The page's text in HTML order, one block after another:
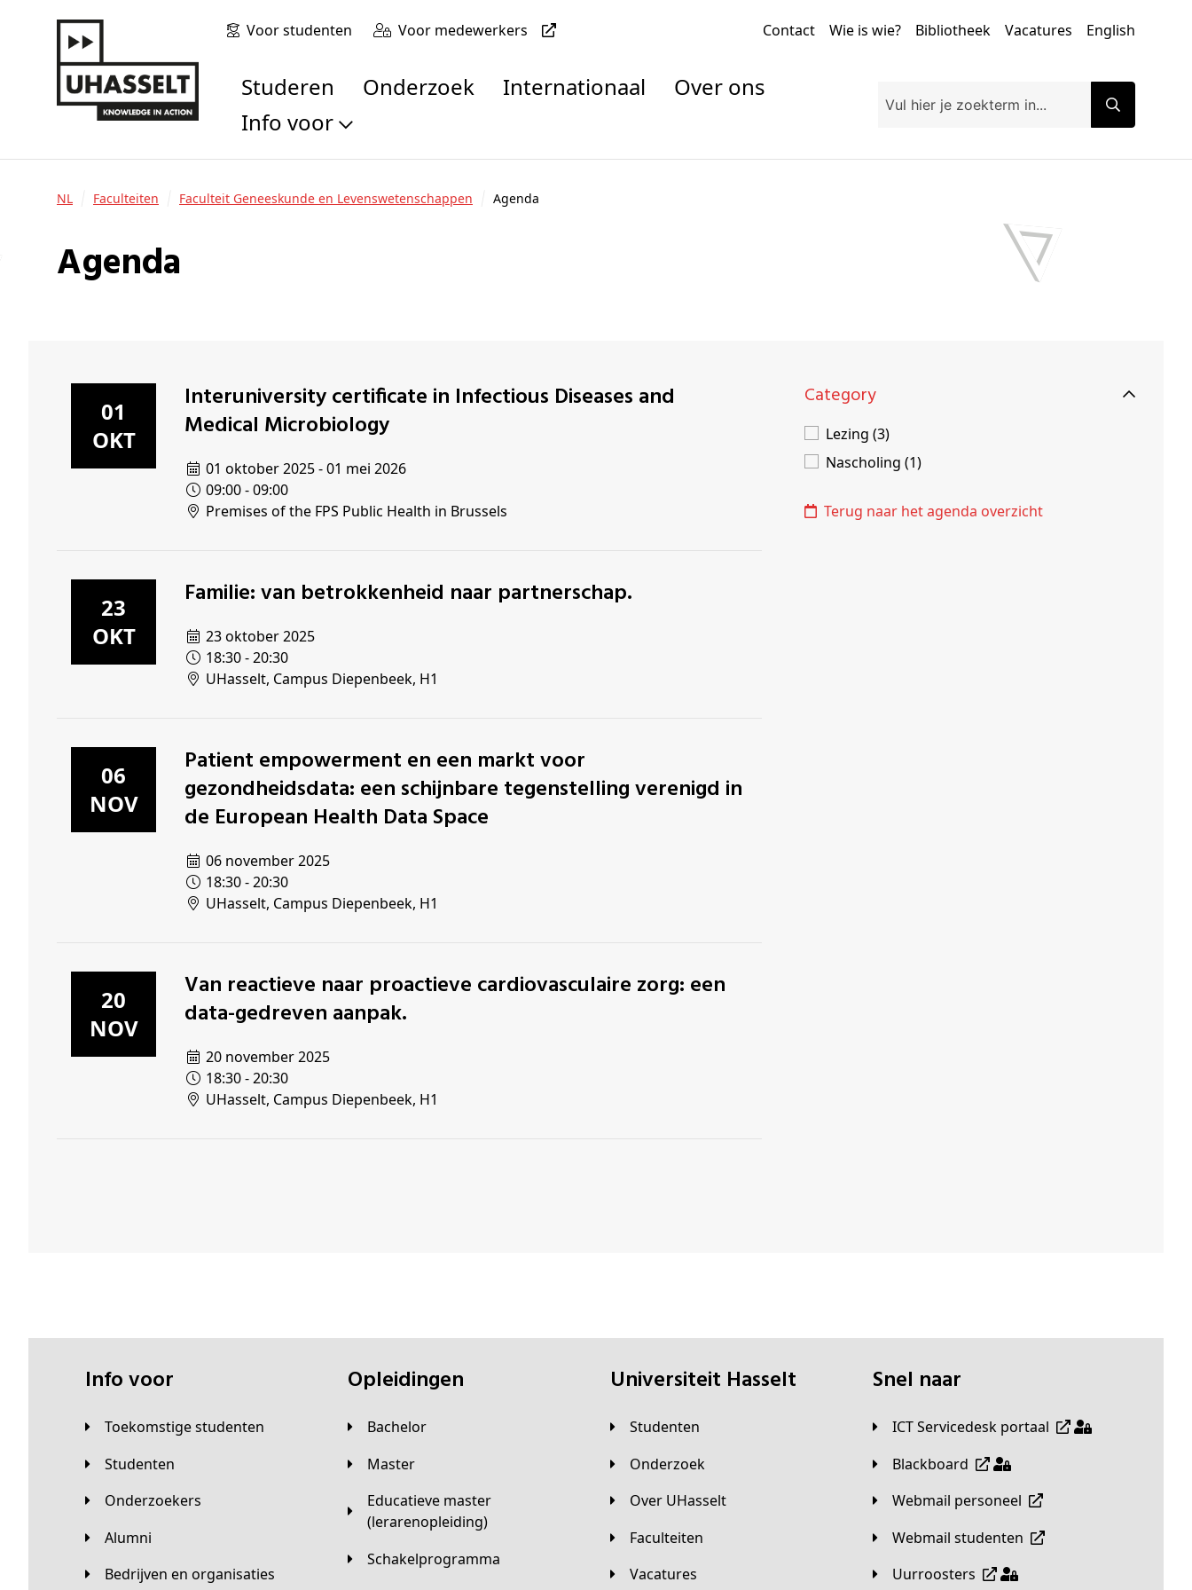
Voor studenten Voor medewerkers Contact Wie is wie? Bibliotheek Vacatures English
Studeren Onderzoek Internationaal
Over ons
Info voor
Toekomstige studenten
Studenten
Schenkers
NL Faculteiten Faculteit Geneeskunde en Levenswetenschappen Agenda
Agenda
01
OKT
Interuniversity certificate in Infectious Diseases and
Medical Microbiology
01 oktober 2025 - 01 mei 2026
09:00 - 09:00
Premises of the FPS Public Health in Brussels
23
OKT
Familie: van betrokkenheid naar partnerschap.
23 oktober 2025
18:30 - 20:30
UHasselt, Campus Diepenbeek, H1
06
NOV
Patient empowerment en een markt voor
gezondheidsdata: een schijnbare tegenstelling verenigd in
de European Health Data Space
06 november 2025
18:30 - 20:30
UHasselt, Campus Diepenbeek, H1
20
NOV
Van reactieve naar proactieve cardiovasculaire zorg: een
data-gedreven aanpak.
20 november 2025
18:30 - 20:30
UHasselt, Campus Diepenbeek, H1
Category
Lezing (3)
Nascholing (1)
Terug naar het agenda overzicht
Info voor
Toekomstige studenten
Studenten
Onderzoekers
Alumni
Bedrijven en organisaties
Opleidingen
Bachelor
Master
Educatieve master
(lerarenopleiding)
Schakelprogramma
universiteit Hasselt
Studenten
Onderzoek
Over UHasselt
Faculteiten
Vacatures
Snel naar
ICT Servicedesk portaal
Blackboard
Webmail personeel
Webmail studenten
Uurroosters